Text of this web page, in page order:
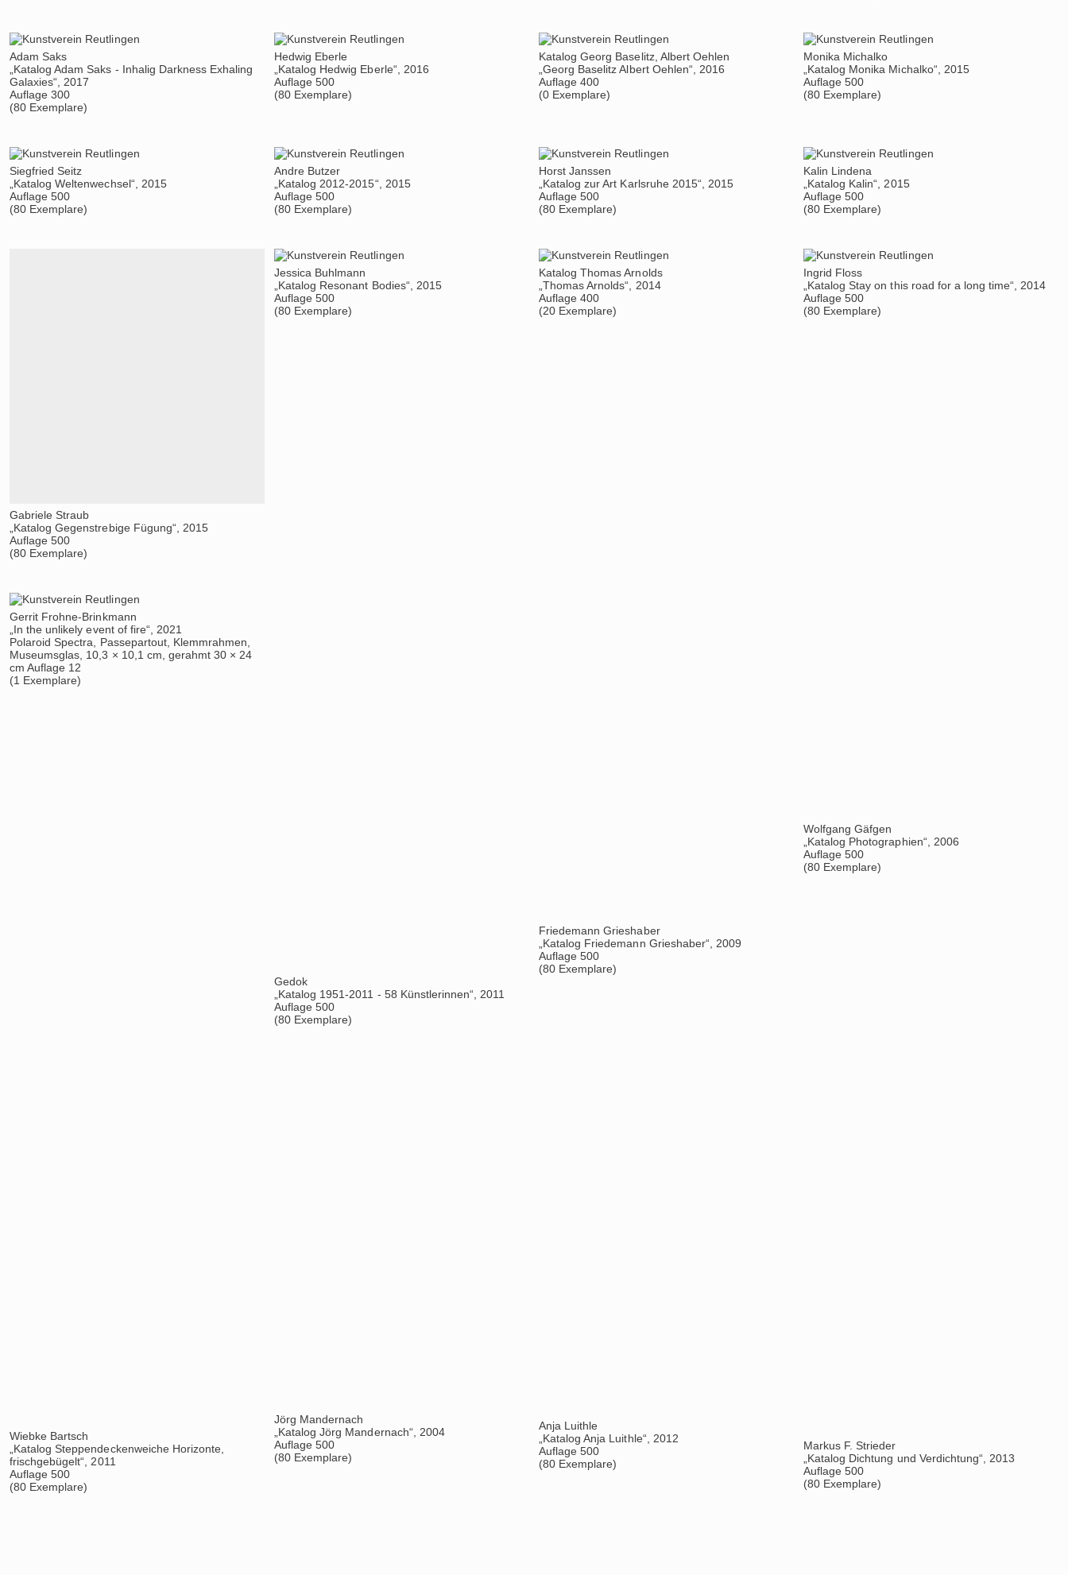
Adam Saks
„Katalog Adam Saks - Inhalig Darkness Exhaling
Galaxies“, 2017
Auflage 300
(80 Exemplare)
Hedwig Eberle
„Katalog Hedwig Eberle“, 2016
Auflage 500
(80 Exemplare)
Katalog Georg Baselitz, Albert Oehlen
„Georg Baselitz Albert Oehlen“, 2016
Auflage 400
(0 Exemplare)
Monika Michalko
„Katalog Monika Michalko“, 2015
Auflage 500
(80 Exemplare)
Siegfried Seitz
„Katalog Weltenwechsel“, 2015
Auflage 500
(80 Exemplare)
Andre Butzer
„Katalog 2012-2015“, 2015
Auflage 500
(80 Exemplare)
Horst Janssen
„Katalog zur Art Karlsruhe 2015“, 2015
Auflage 500
(80 Exemplare)
Kalin Lindena
„Katalog Kalin“, 2015
Auflage 500
(80 Exemplare)
Gabriele Straub
„Katalog Gegenstrebige Fügung“, 2015
Auflage 500
(80 Exemplare)
Jessica Buhlmann
„Katalog Resonant Bodies“, 2015
Auflage 500
(80 Exemplare)
Katalog Thomas Arnolds
„Thomas Arnolds“, 2014
Auflage 400
(20 Exemplare)
Ingrid Floss
„Katalog Stay on this road for a long time“, 2014
Auflage 500
(80 Exemplare)
Gerrit Frohne-Brinkmann
„In the unlikely event of fire“, 2021
Polaroid Spectra, Passepartout, Klemmrahmen,
Museumsglas, 10,3 × 10,1 cm, gerahmt 30 × 24
cm Auflage 12
(1 Exemplare)